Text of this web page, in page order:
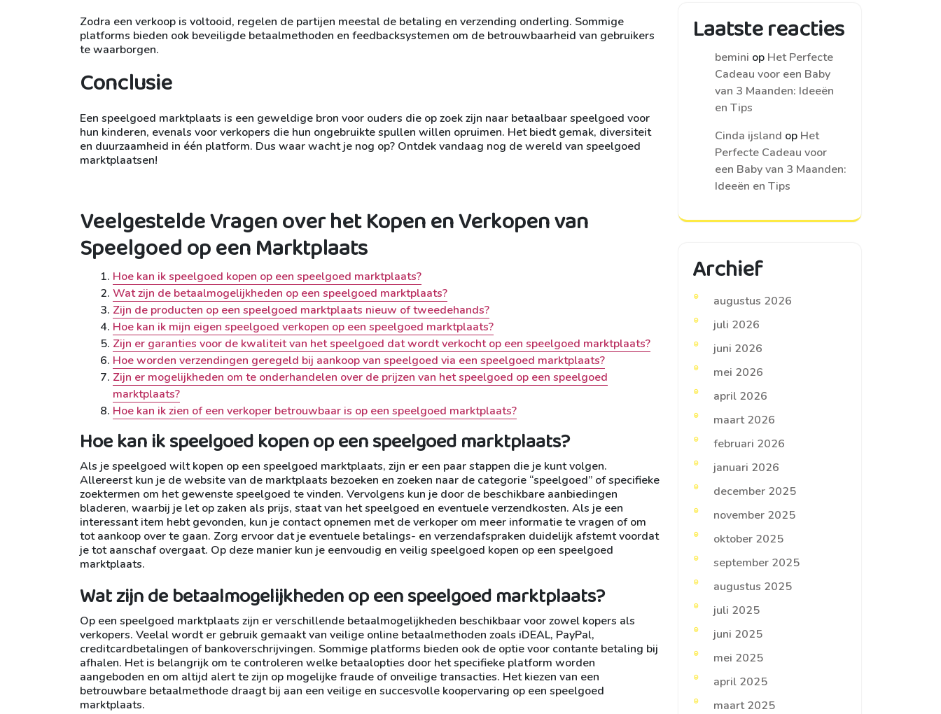
Zodra een verkoop is voltooid, regelen de partijen meestal de betaling en verzending onderling. Sommige
platforms bieden ook beveiligde betaalmethoden en feedbacksystemen om de betrouwbaarheid van gebruikers
te waarborgen.
Conclusie
Een speelgoed marktplaats is een geweldige bron voor ouders die op zoek zijn naar betaalbaar speelgoed voor
hun kinderen, evenals voor verkopers die hun ongebruikte spullen willen opruimen. Het biedt gemak, diversiteit
en duurzaamheid in één platform. Dus waar wacht je nog op? Ontdek vandaag nog de wereld van speelgoed
marktplaatsen!
Veelgestelde Vragen over het Kopen en Verkopen van
Speelgoed op een Marktplaats
Hoe kan ik speelgoed kopen op een speelgoed marktplaats?
Wat zijn de betaalmogelijkheden op een speelgoed marktplaats?
Zijn de producten op een speelgoed marktplaats nieuw of tweedehands?
Hoe kan ik mijn eigen speelgoed verkopen op een speelgoed marktplaats?
Zijn er garanties voor de kwaliteit van het speelgoed dat wordt verkocht op een speelgoed marktplaats?
Hoe worden verzendingen geregeld bij aankoop van speelgoed via een speelgoed marktplaats?
Zijn er mogelijkheden om te onderhandelen over de prijzen van het speelgoed op een speelgoed
marktplaats?
Hoe kan ik zien of een verkoper betrouwbaar is op een speelgoed marktplaats?
Hoe kan ik speelgoed kopen op een speelgoed marktplaats?
Als je speelgoed wilt kopen op een speelgoed marktplaats, zijn er een paar stappen die je kunt volgen.
Allereerst kun je de website van de marktplaats bezoeken en zoeken naar de categorie “speelgoed” of specifieke
zoektermen om het gewenste speelgoed te vinden. Vervolgens kun je door de beschikbare aanbiedingen
bladeren, waarbij je let op zaken als prijs, staat van het speelgoed en eventuele verzendkosten. Als je een
interessant item hebt gevonden, kun je contact opnemen met de verkoper om meer informatie te vragen of om
tot aankoop over te gaan. Zorg ervoor dat je eventuele betalings- en verzendafspraken duidelijk afstemt voordat
je tot aanschaf overgaat. Op deze manier kun je eenvoudig en veilig speelgoed kopen op een speelgoed
marktplaats.
Wat zijn de betaalmogelijkheden op een speelgoed marktplaats?
Op een speelgoed marktplaats zijn er verschillende betaalmogelijkheden beschikbaar voor zowel kopers als
verkopers. Veelal wordt er gebruik gemaakt van veilige online betaalmethoden zoals iDEAL, PayPal,
creditcardbetalingen of bankoverschrijvingen. Sommige platforms bieden ook de optie voor contante betaling bij
afhalen. Het is belangrijk om te controleren welke betaalopties door het specifieke platform worden
aangeboden en om altijd alert te zijn op mogelijke fraude of onveilige transacties. Het kiezen van een
betrouwbare betaalmethode draagt bij aan een veilige en succesvolle koopervaring op een speelgoed
marktplaats.
Laatste reacties
bemini op Het Perfecte
Cadeau voor een Baby
van 3 Maanden: Ideeën
en Tips
Cinda ijsland op Het
Perfecte Cadeau voor
een Baby van 3 Maanden:
Ideeën en Tips
Archief
augustus 2026
juli 2026
juni 2026
mei 2026
april 2026
maart 2026
februari 2026
januari 2026
december 2025
november 2025
oktober 2025
september 2025
augustus 2025
juli 2025
juni 2025
mei 2025
april 2025
maart 2025